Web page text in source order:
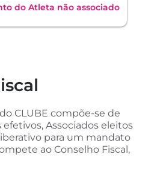
do Atleta não associado
CLUBE compõe-se de
Associados eleitos
para um mandato
ao Conselho Fiscal,